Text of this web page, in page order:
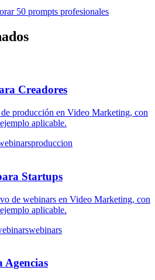
50 prompts profesionales
Creadores
producción en Video Marketing, con
aplicable.
produccion
Startups
de webinars en Video Marketing, con
aplicable.
webinars
Agencias